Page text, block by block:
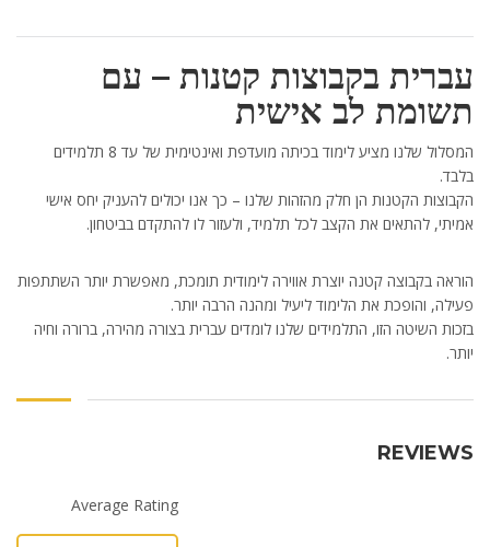
עברית בקבוצות קטנות – עם
תשומת לב אישית
המסלול שלנו מציע לימוד בכיתה מועדפת ואינטימית של עד 8 תלמידים
בלבד.
הקבוצות הקטנות הן חלק מהזהות שלנו – כך אנו יכולים להעניק יחס אישי
אמיתי, להתאים את הקצב לכל תלמיד, ולעזור לו להתקדם בביטחון.
הוראה בקבוצה קטנה יוצרת אווירה לימודית תומכת, מאפשרת יותר השתתפות
פעילה, והופכת את הלימוד ליעיל ומהנה הרבה יותר.
בזכות השיטה הזו, התלמידים שלנו לומדים עברית בצורה מהירה, ברורה וחיה
יותר.
REVIEWS
Average Rating